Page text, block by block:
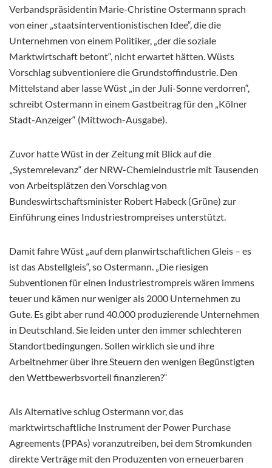
Verbandspräsidentin Marie-Christine Ostermann sprach
von einer „staatsinterventionistischen Idee“, die die
Unternehmen von einem Politiker, „der die soziale
Marktwirtschaft betont“, nicht erwartet hätten. Wüsts
Vorschlag subventioniere die Grundstoffindustrie. Den
Mittelstand aber lasse Wüst „in der Juli-Sonne verdorren“,
schreibt Ostermann in einem Gastbeitrag für den „Kölner
Stadt-Anzeiger“ (Mittwoch-Ausgabe).
Zuvor hatte Wüst in der Zeitung mit Blick auf die
„Systemrelevanz“ der NRW-Chemieindustrie mit Tausenden
von Arbeitsplätzen den Vorschlag von
Bundeswirtschaftsminister Robert Habeck (Grüne) zur
Einführung eines Industriestrompreises unterstützt.
Damit fahre Wüst „auf dem planwirtschaftlichen Gleis – es
ist das Abstellgleis“, so Ostermann. „Die riesigen
Subventionen für einen Industriestrompreis wären immens
teuer und kämen nur weniger als 2000 Unternehmen zu
Gute. Es gibt aber rund 40.000 produzierende Unternehmen
in Deutschland. Sie leiden unter den immer schlechteren
Standortbedingungen. Sollen wirklich sie und ihre
Arbeitnehmer über ihre Steuern den wenigen Begünstigten
den Wettbewerbsvorteil finanzieren?“
Als Alternative schlug Ostermann vor, das
marktwirtschaftliche Instrument der Power Purchase
Agreements (PPAs) voranzutreiben, bei dem Stromkunden
direkte Verträge mit den Produzenten von erneuerbaren